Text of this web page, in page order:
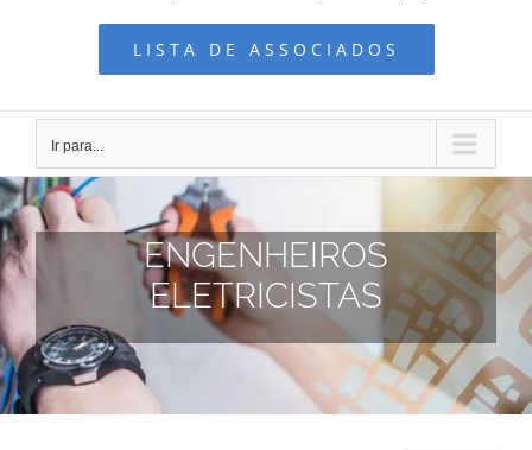
LISTA DE ASSOCIADOS
Ir para...
ENGENHEIROS
ELETRICISTAS